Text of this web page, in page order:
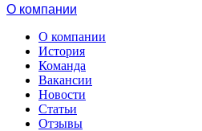
О компании
О компании
История
Команда
Вакансии
Новости
Статьи
Отзывы